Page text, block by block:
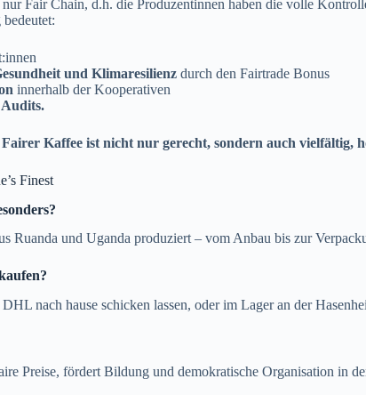
Fair Chain, d.h. die Produzentinnen haben die volle
und Klimaresilienzdurch den Fairtrade Bonus
innerhalb der Kooperativen
Fairer Kaffee ist nicht nur gerecht, sondern auch vielfältig,
Finest
Ruanda und Uganda produziert – vom Anbau bis zur
DHL nach hause schicken lassen, oder im Lager an der
Preise, fördert Bildung und demokratische Organisation in